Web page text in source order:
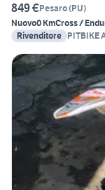
849 €Pesaro(PU)
Nuovo0 KmCross /
Rivenditore PITBIKE